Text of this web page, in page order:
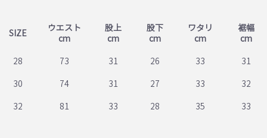
SIZE
ウエスト
cm
股上
cm
股下
cm
ワタリ
cm
裾幅
cm
28 73 31 26 33 31
30 74 31 27 33 32
32 81 33 28 35 33